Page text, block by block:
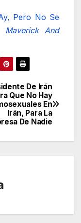
Pero No Se
Maverick And
De Irán
Que No Hay
En
Irán, Para La
De Nadie